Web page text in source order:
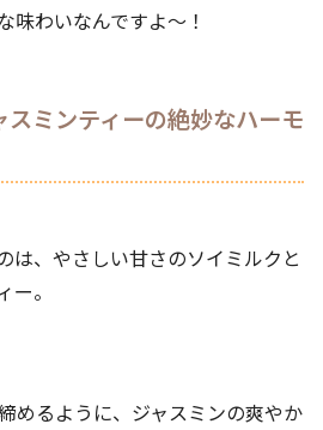
味わいなんですよ〜！
ミンティーの絶妙なハーモ
は、やさしい甘さのソイミルクと
。
めるように、ジャスミンの爽やか